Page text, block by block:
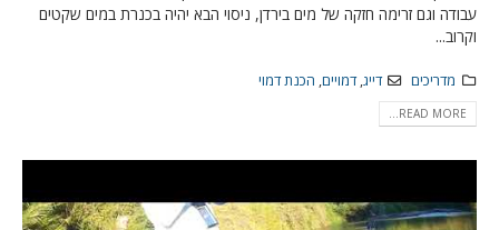
עבודה וגם זרימה חזקה של מים בירדן, ניסוי הבא יהיה בכנרת במים שקטים
וקרוב...
מדריכים דייג,דמויים, הכנת דמוי
READ MORE...